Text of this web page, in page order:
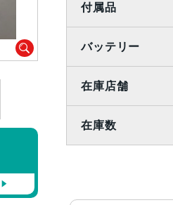
付属品
バッテリー
在庫店舗
在庫数